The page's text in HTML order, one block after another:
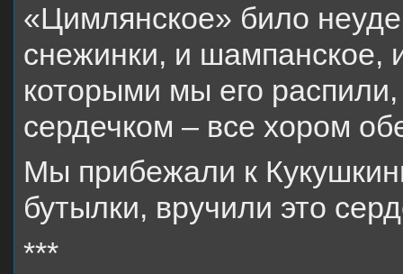
«Цимлянское» било
снежинки, и шампанское,
которыми мы его
сердечком – все хором
Мы прибежали к
бутылки, вручили это
***